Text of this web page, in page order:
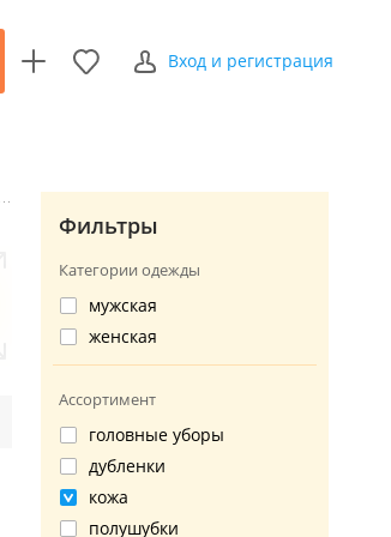
Вход и регистрация
Фильтры
Категории одежды
мужская
женская
Ассортимент
головные уборы
дубленки
кожа
полушубки